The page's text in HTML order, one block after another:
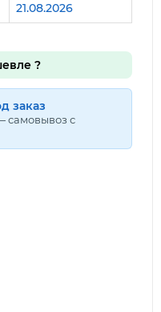
21.08.2026
?
заказ
самовывоз с